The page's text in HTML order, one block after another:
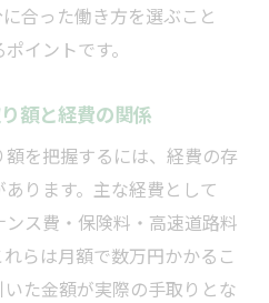
合った働き方を選ぶこと
イントです。
額と経費の関係
を把握するには、経費の存
ります。主な経費として
ス費・保険料・高速道路料
らは月額で数万円かかるこ
た金額が実際の手取りとな